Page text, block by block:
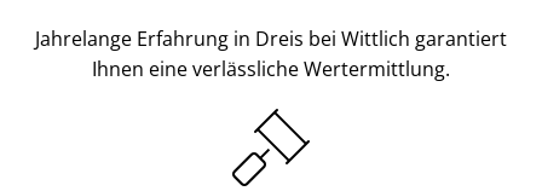
Jahrelange Erfahrung in Dreis bei Wittlich garantiert
Ihnen eine verlässliche Wertermittlung.